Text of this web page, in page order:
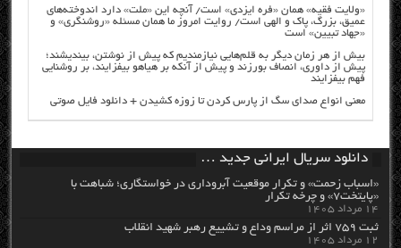
«ولایت فقیه» همان «فره ایزدی» است/ آنچه این «ملت» دارد اندوخته‌های
عمیق، بزرگ، پاک و الهی است/ روایت امروز ما همان مسئله «روشنگری» و
«جهاد تبیین» است
بیش از هر زمان دیگر به قلم‌هایی نیازمندیم که پیش از نوشتن، بیندیشند؛
پیش از داوری، انصاف بورزند و پیش از آنکه بر هیاهو بیفزایند، بر روشنایی
فهم بیفزایند
معنی انواع صدای سگ از پارس کردن تا زوزه کشیدن + دانلود فایل صوتی
دانلود سریال ایرانی جدید …
«اسباب زحمت» و تکرار موقعیت آبروداری در خواستگاری؛ شباهت با
«پایتخت۷» و چرخه تکرار
۱۴ مرداد ۱۴۰۵
ثبت ۷۵۹ اثر از مراسم وداع و تشییع رهبر شهید انقلاب
۱۲ مرداد ۱۴۰۵